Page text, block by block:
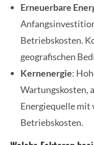
Erneuerbare
Betriebskosten.
geografischen
Kernenergie:
Wartungskosten,
Energiequelle mit
Betriebskosten.